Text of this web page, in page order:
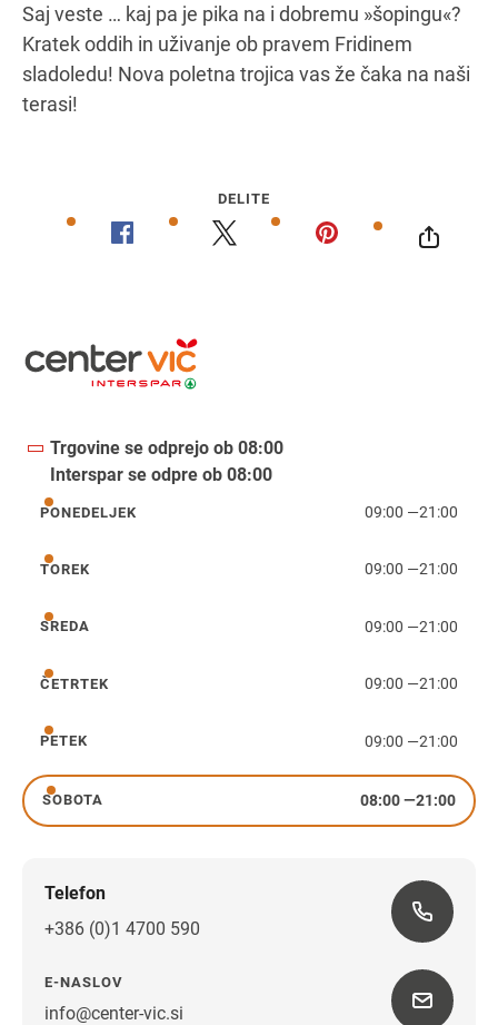
Saj veste … kaj pa je pika na i dobremu »šopingu«?
Kratek oddih in uživanje ob pravem Fridinem
sladoledu! Nova poletna trojica vas že čaka na naši
terasi!
DELITE
Trgovine se odprejo ob 08:00
Interspar se odpre ob 08:00
ponedeljek
PONEDELJEK 09:00 —21:00
torek
TOREK 09:00 —21:00
sreda
SREDA 09:00 —21:00
četrtek
ČETRTEK 09:00 —21:00
petek
PETEK 09:00 —21:00
sobota
SOBOTA 08:00—21:00
Telefon
+386 (0)1 4700 590
E-NASLOV
info@center-vic.si